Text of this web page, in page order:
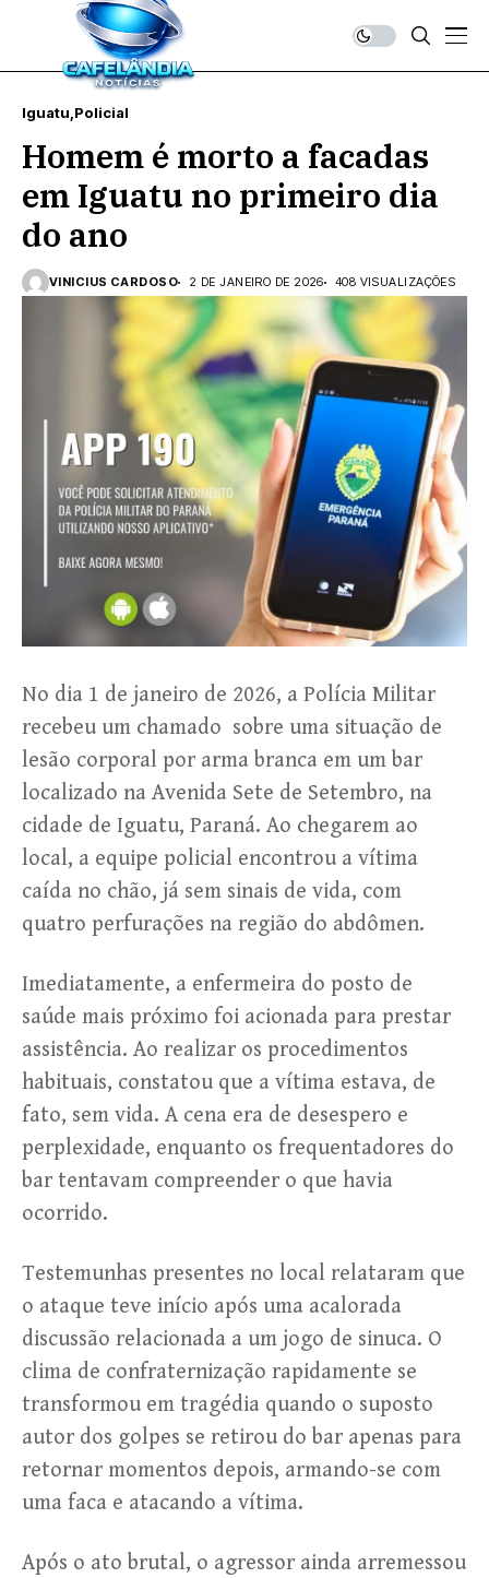
Iguatu Policial
Homem é morto a facadas
em Iguatu no primeiro dia
do ano
VINICIUS CARDOSO 2 DE JANEIRO DE 2026 408 VISUALIZAÇÕES
No dia 1 de janeiro de 2026, a Polícia Militar
recebeu um chamado sobre uma situação de
lesão corporal por arma branca em um bar
localizado na Avenida Sete de Setembro, na
cidade de Iguatu, Paraná. Ao chegarem ao
local, a equipe policial encontrou a vítima
caída no chão, já sem sinais de vida, com
quatro perfurações na região do abdômen.
Imediatamente, a enfermeira do posto de
saúde mais próximo foi acionada para prestar
assistência. Ao realizar os procedimentos
habituais, constatou que a vítima estava, de
fato, sem vida. A cena era de desespero e
perplexidade, enquanto os frequentadores do
bar tentavam compreender o que havia
ocorrido.
Testemunhas presentes no local relataram que
o ataque teve início após uma acalorada
discussão relacionada a um jogo de sinuca. O
clima de confraternização rapidamente se
transformou em tragédia quando o suposto
autor dos golpes se retirou do bar apenas para
retornar momentos depois, armando-se com
uma faca e atacando a vítima.
Após o ato brutal, o agressor ainda arremessou